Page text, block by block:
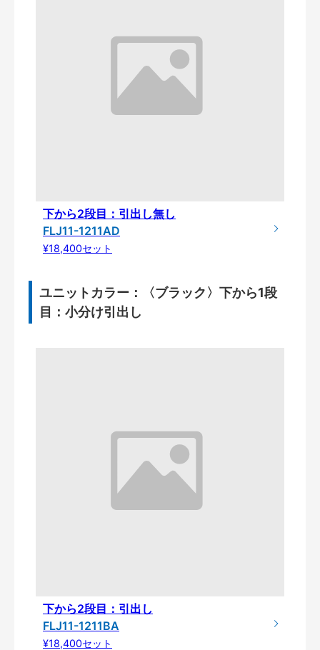
下から2段目：引出し無し
FLJ11-1211AD
¥18,400セット
ユニットカラー：〈ブラック〉下から1段
目：小分け引出し
下から2段目：引出し
FLJ11-1211BA
¥18,400セット